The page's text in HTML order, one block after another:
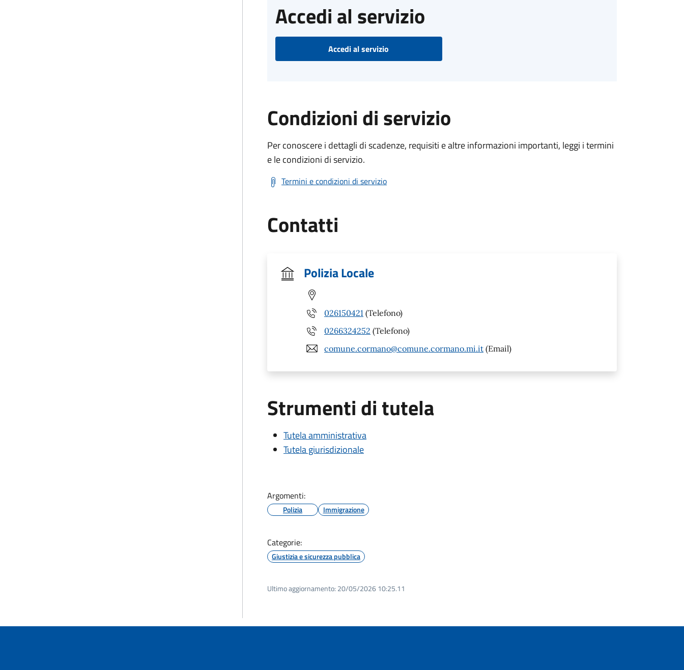
Accedi al servizio
Accedi al servizio
Condizioni di servizio
Per conoscere i dettagli di scadenze, requisiti e altre informazioni importanti, leggi i termini
e le condizioni di servizio.
Termini e condizioni di servizio
Contatti
Polizia Locale
026150421 (Telefono)
0266324252 (Telefono)
comune.cormano@comune.cormano.mi.it (Email)
Strumenti di tutela
Tutela amministrativa
Tutela giurisdizionale
Argomenti:
Polizia Immigrazione
Categorie:
Giustizia e sicurezza pubblica
Ultimo aggiornamento: 20/05/2026 10:25.11